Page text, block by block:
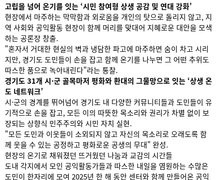
고립을 넘어 온기를 잇는 ‘시민 참여형 상생 공감 및 연대 강화’
현장에서 마주하는 막막함과 외로움을 개인의 탓으로 돌리지 않고, 지
역 사회와 공익활동 현장이 함께 머리를 맞대어 지혜로운 대안을 모색
하는 공론장 창출.
"혼자서 거대한 현실의 벽과 냉담한 파고에 마주하면 숨이 차고 시리
지만, 경기도 도민들이 손을 잡고 함께 온기를 나누면 그 어떤 추위도
따스한 품으로 녹아내린다"라는 통찰.
경기도 31개 시·군 골목마저 평화와 환대의 그물망으로 잇는 ‘상생 온
도 네트워크’
시·군의 경계를 뛰어넘어 경기도 내 다양한 커뮤니티들과 도민들이 유
기적으로 손을 잡고, 모든 이의 따뜻한 목소리와 권리가 차별 없이 보
장되는 상향식 민주주의와 시민 자치 실현.
"모든 도민과 이웃들이 소외되지 않고 자신의 목소리로 오래도록 함
께 웃을 수 있는 공정하고 평화로운 공생의 무대" 완성.
현장의 온기로 채워졌던 뜨거웠던 나눔과 교감의 시간들
도내 각지에서 모인 공익활동가들과 따스한 내일을 염원하는 수많은
도민이 한자리에 모여 2025년 한 해 동안 센터와 함께 만들어온 공익